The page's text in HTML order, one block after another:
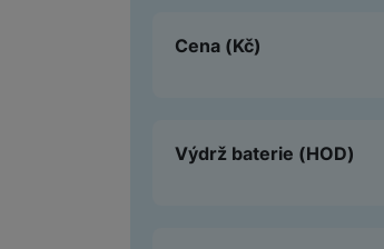
Cena (Kč)
Výdrž baterie (HOD)